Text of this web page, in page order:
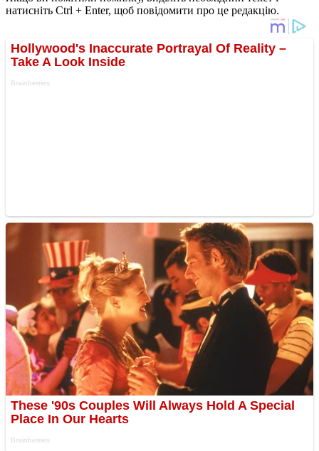
натисніть Ctrl + Enter, щоб повідомити про це редакцію.